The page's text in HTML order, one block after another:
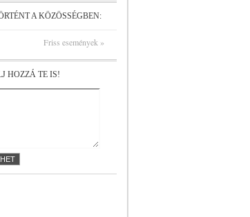
A KÖZÖSSÉGBEN:
Friss események »
HOZZÁ TE IS!